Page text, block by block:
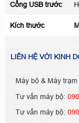
Cổng USB trước
Kích thước
LIÊN HỆ VỚI KINH
Máy bộ & Máy trạm
Tư vấn máy bộ:
Tư vấn máy bộ: